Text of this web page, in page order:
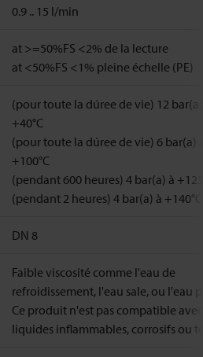
0.9 .. 15 l/min
at >=50%FS <2% de la lecture
at <50%FS <1% pleine échelle (PE)
(pour toute la dúree de vie) 12
+40°C
(pour toute la dúree de vie) 6 bar(a)
+100°C
(pendant 600 heures) 4 bar(a) à
(pendant 2 heures) 4 bar(a) à +140°C
DN 8
Faible viscosité comme l'eau de
refroidissement, l'eau sale, ou l'eau
Ce produit n'est pas compatible
liquides inflammables, corrosifs ou